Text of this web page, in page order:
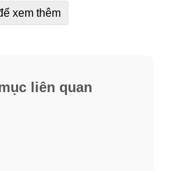
bao gồm 5 món:
xem thêm
liên quan